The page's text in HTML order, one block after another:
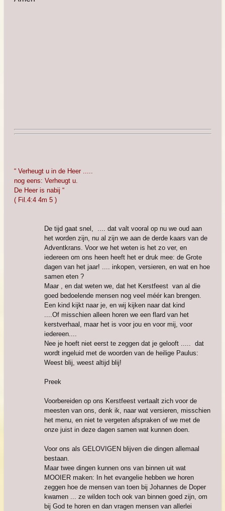
“ Verheugt u in de Heer .....
nog eens: Verheugt u.
De Heer is nabij “
( Fil.4:4 4m 5 )
De tijd gaat snel, .... dat valt vooral op nu we oud aan
het worden zijn, nu al zijn we aan de derde kaars van de
Adventkrans. Voor we het weten is het zo ver, en
iedereen om ons heen heeft het er druk mee: de Grote
dagen van het jaar! .... inkopen, versieren, en wat en hoe
samen eten ?
Maar , en dat weten we, dat het Kerstfeest van al die
goed bedoelende mensen nog veel méér kan brengen.
Een kind kijkt naar je, en wij kijken naar dat kind
....Of misschien alleen horen we een flard van het
kerstverhaal, maar het is voor jou en voor mij, voor
iedereen....
Nee je hoeft niet eerst te zeggen dat je gelooft ..... dat
wordt ingeluid met de woorden van de heilige Paulus:
Weest blij, weest altijd blij!
Preek
Voorbereiden op ons Kerstfeest vertaalt zich voor de
meesten van ons, denk ik, naar wat versieren, misschien
het menu, en niet te vergeten afspraken of we met de
onze juist in deze dagen samen wat kunnen doen.
Voor ons als GELOVIGEN blijven die dingen allemaal
bestaan.
Maar twee dingen kunnen ons van binnen uit wat
MOOIER maken: In het evangelie hebben we horen
zeggen hoe de mensen van toen bij Johannes de Doper
kwamen ... ze wilden toch ook van binnen goed zijn, om
bij God te horen en dan vragen mensen van allerlei